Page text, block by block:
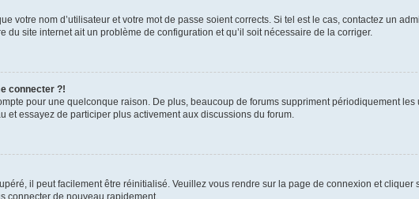
votre nom d’utilisateur et votre mot de passe soient corrects. Si tel est le cas, contactez un
site internet ait un problème de configuration et qu’il soit nécessaire de la corriger.
connecter ?!
pour une quelconque raison. De plus, beaucoup de forums suppriment périodiquement
essayez de participer plus activement aux discussions du forum.
il peut facilement être réinitialisé. Veuillez vous rendre sur la page de connexion et cliquer
connecter de nouveau rapidement.